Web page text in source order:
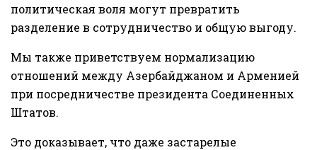
политическая воля могут превратить
разделение в сотрудничество и общую выгоду.
Мы также приветствуем нормализацию
отношений между Азербайджаном и Арменией
при посредничестве президента Соединенных
Штатов.
Это доказывает, что даже застарелые